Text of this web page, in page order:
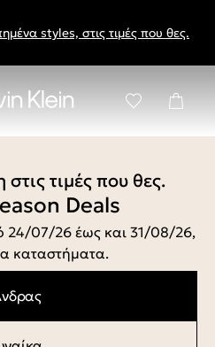
styles, στις τιμές που θες.
τιμές που θες.
Deals
24/07/26 έως και 31/08/26,
καταστήματα.